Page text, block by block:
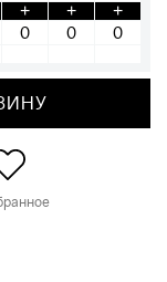
+ + +